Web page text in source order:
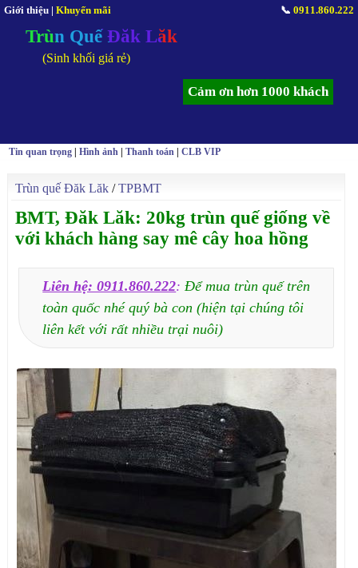
Giới thiệu | Khuyến mãi 📞 0911.860.222
Trùn Quế Đăk Lăk
(Sinh khối giá rẻ)
Cảm ơn hơn 1000 khách
Tin quan trọng |Hình ảnh |Thanh toán |CLB VIP
Trùn quế Đăk Lăk /TPBMT
BMT, Đăk Lăk: 20kg trùn quế giống về
với khách hàng say mê cây hoa hồng
Liên hệ: 0911.860.222:Để mua trùn quế trên
toàn quốc nhé quý bà con (hiện tại chúng tôi
liên kết với rất nhiều trại nuôi)